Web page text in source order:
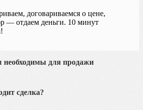
договариваемся о цене,
— отдаем деньги. 10 минут
необходимы для продажи
сделка?